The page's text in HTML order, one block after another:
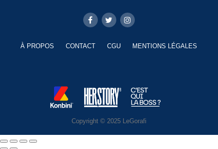
À PROPOS CONTACT CGU MENTIONS LÉGALES
Copyright © 2025 LeGorafi